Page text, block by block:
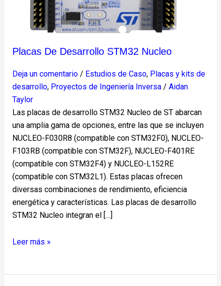
Placas De Desarrollo STM32 Nucleo
Deja un comentario / Estudios de Caso, Placas y kits de
desarrollo, Proyectos de Ingeniería Inversa/ Aidan
Taylor
Las placas de desarrollo STM32 Nucleo de ST abarcan
una amplia gama de opciones, entre las que se incluyen
NUCLEO-F030R8 (compatible con STM32F0), NUCLEO-
F103RB (compatible con STM32F), NUCLEO-F401RE
(compatible con STM32F4) y NUCLEO-L152RE
(compatible con STM32L1). Estas placas ofrecen
diversas combinaciones de rendimiento, eficiencia
energética y características. Las placas de desarrollo
STM32 Nucleo integran el […]
Leer más »